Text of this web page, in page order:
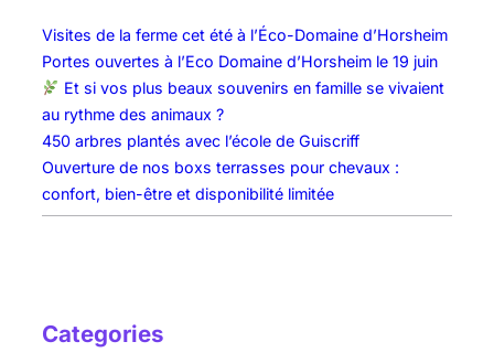
Visites de la ferme cet été à l’Éco-Domaine d’Horsheim
Portes ouvertes à l’Eco Domaine d’Horsheim le 19 juin
Et si vos plus beaux souvenirs en famille se vivaient
au rythme des animaux ?
450 arbres plantés avec l’école de Guiscriff
Ouverture de nos boxs terrasses pour chevaux :
confort, bien-être et disponibilité limitée
Categories